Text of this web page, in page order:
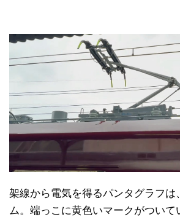
架線から電気を得るパンタグラフは
ム。端っこに黄色いマークがついて